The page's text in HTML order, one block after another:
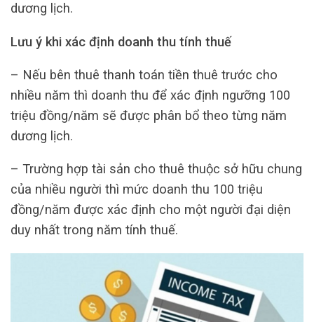
dương lịch.
Lưu ý khi xác định doanh thu tính thuế
– Nếu bên thuê thanh toán tiền thuê trước cho
nhiều năm thì doanh thu để xác định ngưỡng 100
triệu đồng/năm sẽ được phân bổ theo từng năm
dương lịch.
– Trường hợp tài sản cho thuê thuộc sở hữu chung
của nhiều người thì mức doanh thu 100 triệu
đồng/năm được xác định cho một người đại diện
duy nhất trong năm tính thuế.